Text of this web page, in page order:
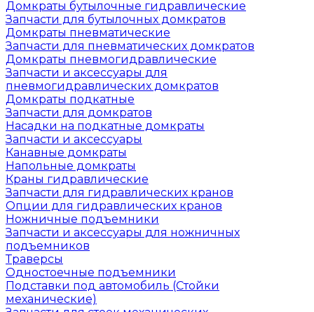
Домкраты бутылочные гидравлические
Запчасти для бутылочных домкратов
Домкраты пневматические
Запчасти для пневматических домкратов
Домкраты пневмогидравлические
Запчасти и аксессуары для
пневмогидравлических домкратов
Домкраты подкатные
Запчасти для домкратов
Насадки на подкатные домкраты
Запчасти и аксессуары
Канавные домкраты
Напольные домкраты
Краны гидравлические
Запчасти для гидравлических кранов
Опции для гидравлических кранов
Ножничные подъемники
Запчасти и аксессуары для ножничных
подъемников
Траверсы
Одностоечные подъемники
Подставки под автомобиль (Стойки
механические)